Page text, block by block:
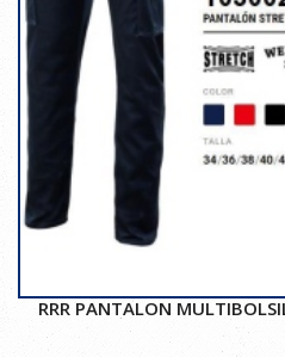
RRR PANTALON